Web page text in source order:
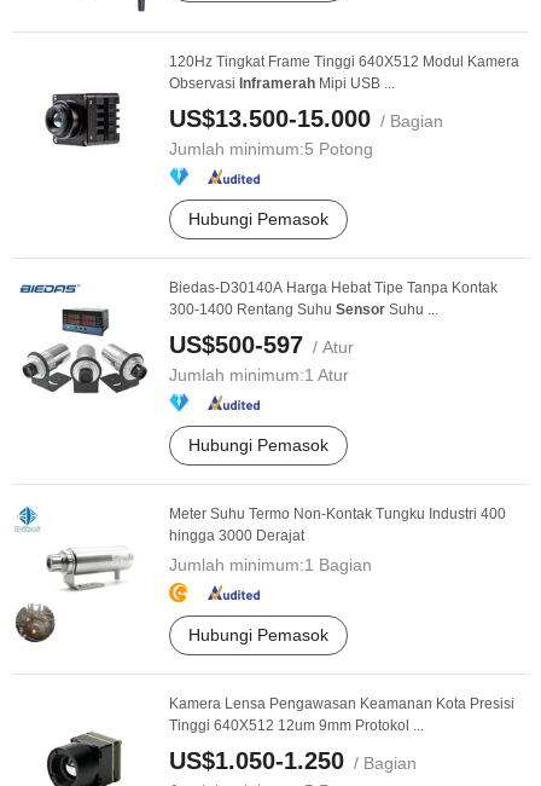
120Hz Tingkat Frame Tinggi 640X512 Modul Kamera
Observasi Inframerah Mipi USB ...
US$13.500-15.000 / Bagian
Jumlah minimum:5 Potong
Hubungi Pemasok
Biedas-D30140A Harga Hebat Tipe Tanpa Kontak
300-1400 Rentang Suhu Sensor Suhu ...
US$500-597 / Atur
Jumlah minimum:1 Atur
Hubungi Pemasok
Meter Suhu Termo Non-Kontak Tungku Industri 400
hingga 3000 Derajat
Jumlah minimum:1 Bagian
Hubungi Pemasok
Kamera Lensa Pengawasan Keamanan Kota Presisi
Tinggi 640X512 12um 9mm Protokol ...
US$1.050-1.250 / Bagian